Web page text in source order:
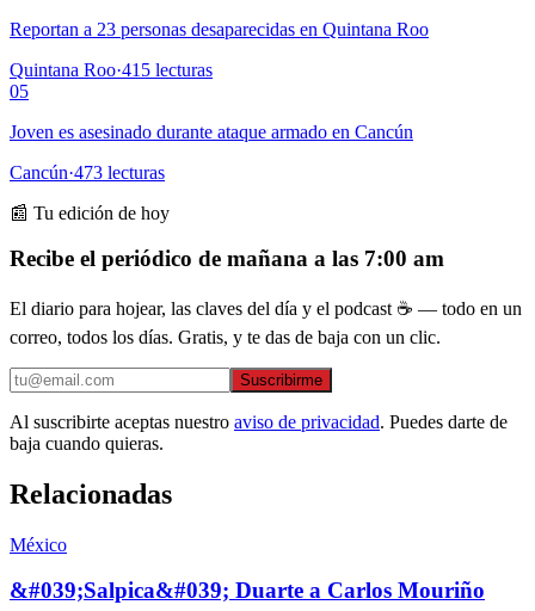
Reportan a 23 personas desaparecidas en Quintana Roo
Quintana Roo·415 lecturas
05
Joven es asesinado durante ataque armado en Cancún
Cancún·473 lecturas
📰 Tu edición de hoy
Recibe el periódico de mañana a las 7:00 am
El diario para hojear, las claves del día y el podcast ☕ — todo en un
correo, todos los días. Gratis, y te das de baja con un clic.
Suscribirme
Al suscribirte aceptas nuestro aviso de privacidad. Puedes darte de
baja cuando quieras.
Relacionadas
México
&#039;Salpica&#039; Duarte a Carlos Mouriño